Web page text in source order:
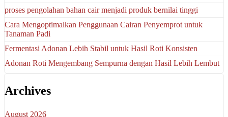
proses pengolahan bahan cair menjadi produk bernilai tinggi
Cara Mengoptimalkan Penggunaan Cairan Penyemprot untuk
Tanaman Padi
Fermentasi Adonan Lebih Stabil untuk Hasil Roti Konsisten
Adonan Roti Mengembang Sempurna dengan Hasil Lebih Lembut
Archives
August 2026